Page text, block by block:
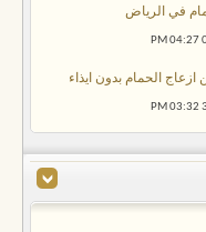
في الرياض
04:27 PM
ازعاج الحمام بدون ايذاء
03:32 PM